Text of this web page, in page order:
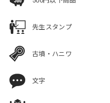
先生スタンプ
古墳・ハニワ
文字